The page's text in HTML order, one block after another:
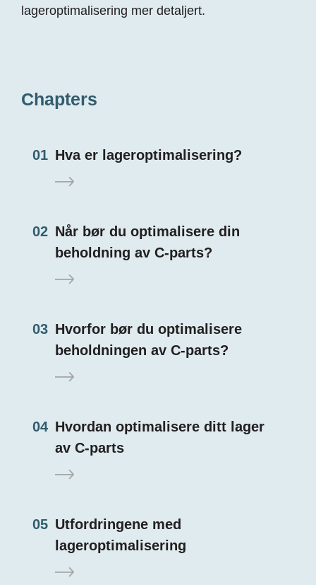
lageroptimalisering mer detaljert.
Chapters
01 Hva er lageroptimalisering?
02 Når bør du optimalisere din
beholdning av C-parts?
03 Hvorfor bør du optimalisere
beholdningen av C-parts?
04 Hvordan optimalisere ditt lager
av C-parts
05 Utfordringene med
lageroptimalisering